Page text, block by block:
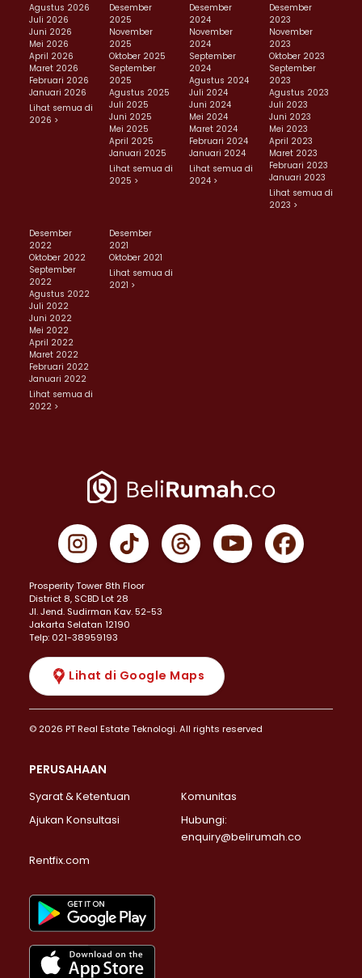
Agustus 2026
Juli 2026
Juni 2026
Mei 2026
April 2026
Maret 2026
Februari 2026
Januari 2026
Lihat semua di
2026 >
Desember
2025
November
2025
Oktober 2025
September
2025
Agustus 2025
Juli 2025
Juni 2025
Mei 2025
April 2025
Januari 2025
Lihat semua di
2025 >
Desember
2024
November
2024
September
2024
Agustus 2024
Juli 2024
Juni 2024
Mei 2024
Maret 2024
Februari 2024
Januari 2024
Lihat semua di
2024 >
Desember
2023
November
2023
Oktober 2023
September
2023
Agustus 2023
Juli 2023
Juni 2023
Mei 2023
April 2023
Maret 2023
Februari 2023
Januari 2023
Lihat semua di
2023 >
Desember
2022
Oktober 2022
September
2022
Agustus 2022
Juli 2022
Juni 2022
Mei 2022
April 2022
Maret 2022
Februari 2022
Januari 2022
Lihat semua di
2022 >
Desember
2021
Oktober 2021
Lihat semua di
2021 >
Prosperity Tower 8th Floor
District 8, SCBD Lot 28
JI. Jend. Sudirman Kav. 52-53
Jakarta Selatan 12190
Telp: 021-38959193
Lihat di Google Maps
© 2026 PT Real Estate Teknologi. All rights reserved
PERUSAHAAN
Syarat & Ketentuan
Komunitas
Ajukan Konsultasi
Hubungi:
enquiry@belirumah.co
Rentfix.com